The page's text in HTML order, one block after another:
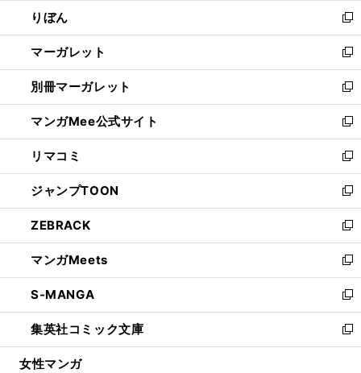
く
で
開
く
ド
ウ
で
開
く
ィ
ン
ド
ウ
で
開
く
りぼん
新
し
い
ウ
ィ
ン
ド
ウ
で
開
く
マーガレット
新
し
い
ウ
ィ
ン
ド
ウ
で
開
く
別冊マーガレット
新
し
い
ウ
ィ
ン
ド
ウ
で
開
く
マンガMee公式サイト
新
し
い
ウ
ィ
ン
ド
ウ
で
開
く
リマコミ
新
し
い
ウ
ィ
ン
ド
ウ
で
開
く
ジャンプTOON
新
し
い
ウ
ィ
ン
ド
ウ
で
開
ZEBRACK
新
し
い
ウ
ィ
ン
ド
ウ
マンガMeets
新
し
い
ウ
ィ
ン
S-MANGA
新
し
い
ウ
集英社コミック文庫
新
し
女性マンガ